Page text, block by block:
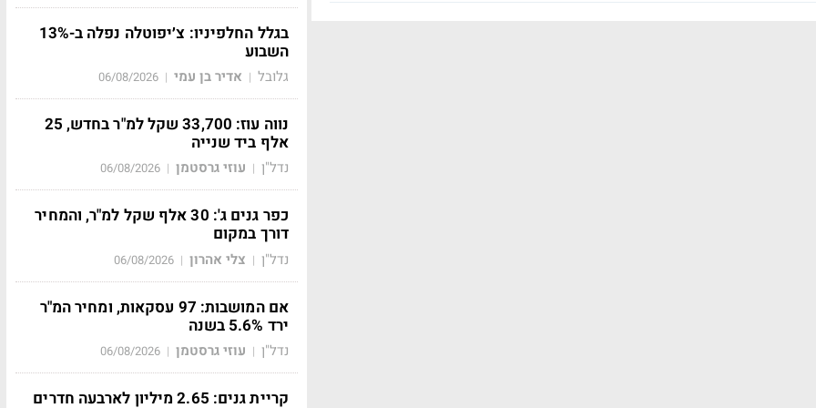
בגלל החלפיניו: צ׳יפוטלה נפלה ב-13%
השבוע
גלובל | אדיר בן עמי |
06/08/2026
נווה עוז: 33,700 שקל למ"ר בחדש, 25
אלף ביד שנייה
נדל"ן | עוזי גרסטמן |
06/08/2026
כפר גנים ג': 30 אלף שקל למ"ר, והמחיר
דורך במקום
נדל"ן | צלי אהרון |
06/08/2026
אם המושבות: 97 עסקאות, ומחיר המ"ר
ירד 5.6% בשנה
נדל"ן | עוזי גרסטמן |
06/08/2026
קריית גנים: 2.65 מיליון לארבעה חדרים